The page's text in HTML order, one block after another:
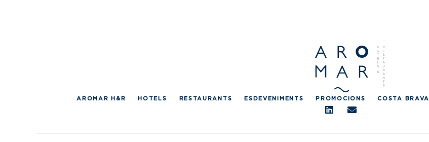
AROMAR H&R HOTELS RESTAURANTS ESDEVENIMENTS PROMOCIONS COSTA BRAVA